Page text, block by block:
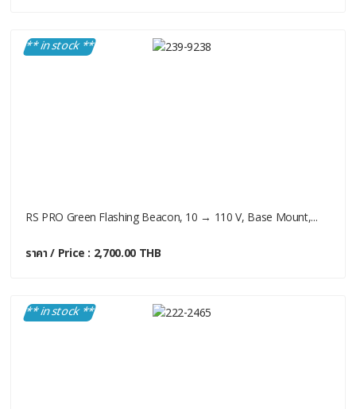
** in stock **
RS PRO Green Flashing Beacon, 10 → 110 V, Base Mount,...
ราคา / Price : 2,700.00 THB
** in stock **